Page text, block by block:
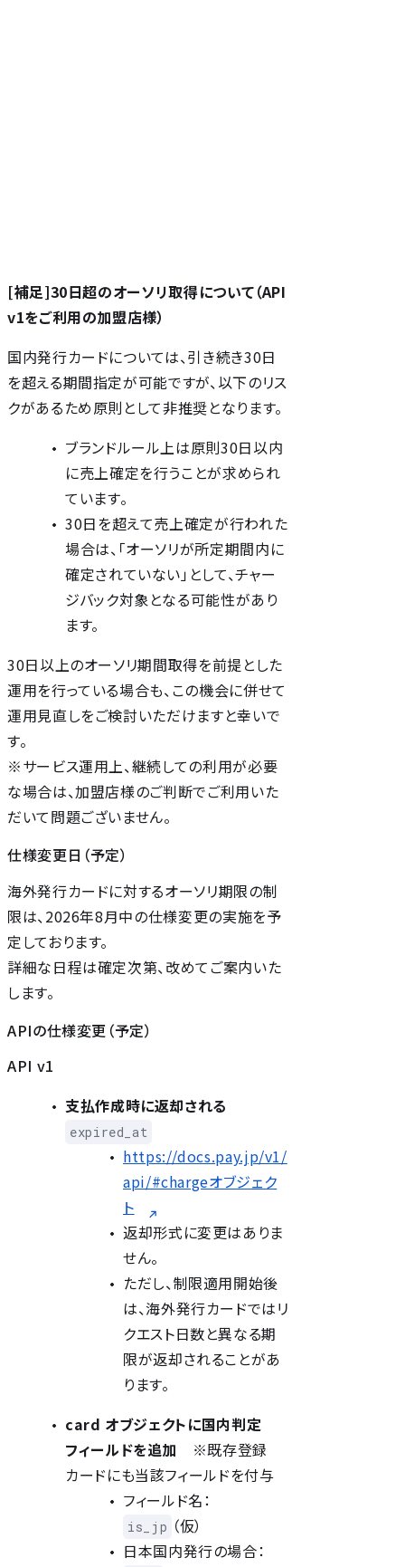
[補足]30日超のオーソリ取得について（API
v1をご利用の加盟店様）
国内発行カードについては、引き続き30日
を超える期間指定が可能ですが、以下のリス
クがあるため原則として非推奨となります。
ブランドルール上は原則30日以内
に売上確定を行うことが求められ
ています。
30日を超えて売上確定が行われた
場合は、「オーソリが所定期間内に
確定されていない」として、チャー
ジバック対象となる可能性があり
ます。
30日以上のオーソリ期間取得を前提とした
運用を行っている場合も、この機会に併せて
運用見直しをご検討いただけますと幸いで
す。
※サービス運用上、継続しての利用が必要
な場合は、加盟店様のご判断でご利用いた
だいて問題ございません。
仕様変更日（予定）
海外発行カードに対するオーソリ期限の制
限は、2026年8月中の仕様変更の実施を予
定しております。
詳細な日程は確定次第、改めてご案内いた
します。
APIの仕様変更（予定）
API v1
支払作成時に返却される
expired_at
https://docs.pay.jp/v1/
api/#chargeオブジェク
ト
返却形式に変更はありま
せん。
ただし、制限適用開始後
は、海外発行カードではリ
クエスト日数と異なる期
限が返却されることがあ
ります。
card オブジェクトに国内判定
フィールドを追加 ※既存登録
カードにも当該フィールドを付与
フィールド名：
is_jp （仮）
日本国内発行の場合：